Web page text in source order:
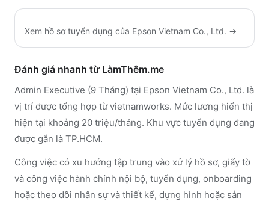
Xem hồ sơ tuyển dụng của Epson Vietnam Co., Ltd. →
Đánh giá nhanh từ LàmThêm.me
Admin Executive (9 Tháng) tại Epson Vietnam Co., Ltd. là
vị trí được tổng hợp từ vietnamworks. Mức lương hiển thị
hiện tại khoảng 20 triệu/tháng. Khu vực tuyển dụng đang
được gắn là TP.HCM.
Công việc có xu hướng tập trung vào xử lý hồ sơ, giấy tờ
và công việc hành chính nội bộ, tuyển dụng, onboarding
hoặc theo dõi nhân sự và thiết kế, dựng hình hoặc sản